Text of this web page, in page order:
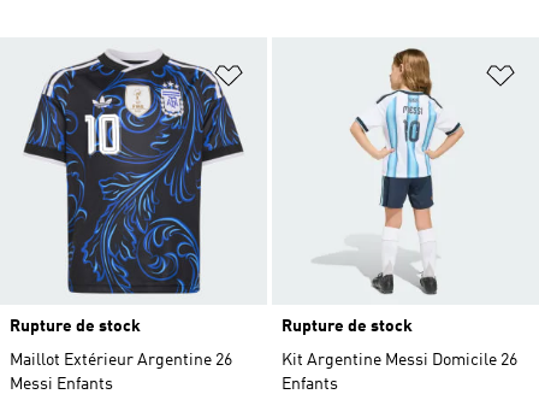
Ajouter à la Liste de produits
Rupture de stock
Maillot Extérieur Argentine 26
Messi Enfants
Rupture de stock
Kit Argentine Messi Domicile 26
Enfants